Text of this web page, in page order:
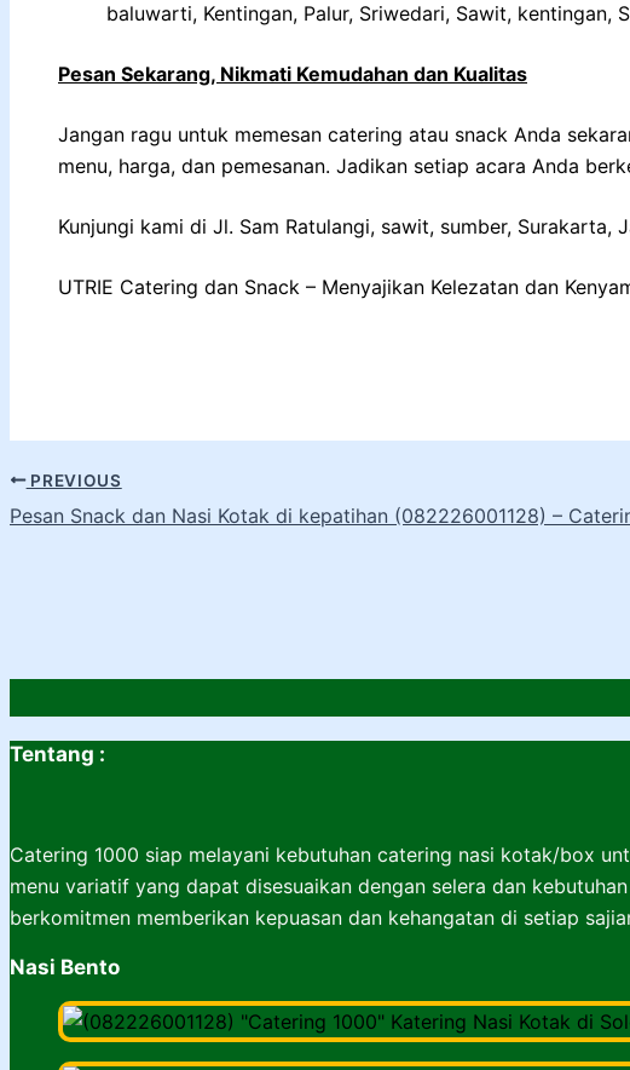
baluwarti, Kentingan, Palur, Sriwedari, Sawit, kentingan,
Pesan Sekarang, Nikmati Kemudahan dan Kualitas
Jangan ragu untuk memesan catering atau snack Anda
menu, harga, dan pemesanan. Jadikan setiap acara Anda
Kunjungi kami di Jl. Sam Ratulangi, sawit, sumber,
UTRIE Catering dan Snack – Menyajikan Kelezatan dan
PREVIOUS
Pesan Snack dan Nasi Kotak di kepatihan (082226001128) –
Tentang :
Catering 1000 siap melayani kebutuhan catering nasi kotak/box
menu variatif yang dapat disesuaikan dengan selera dan
berkomitmen memberikan kepuasan dan kehangatan di setiap
Nasi Bento